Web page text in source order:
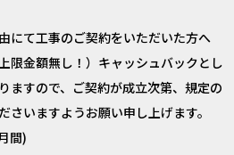
にて工事のご契約をいただいた方へ
限金額無し！）キャッシュバックとし
ますので、ご契約が成立次第、規定の
さいますようお願い申し上げます。
間)